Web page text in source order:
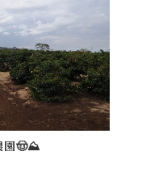
園🤠⛰️